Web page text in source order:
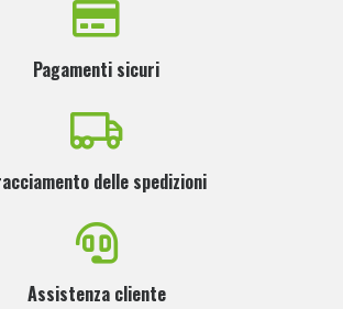
Pagamenti sicuri
delle spedizioni
Assistenza cliente